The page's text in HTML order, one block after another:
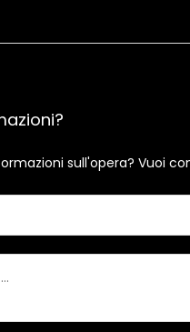
sull'opera? Vuoi